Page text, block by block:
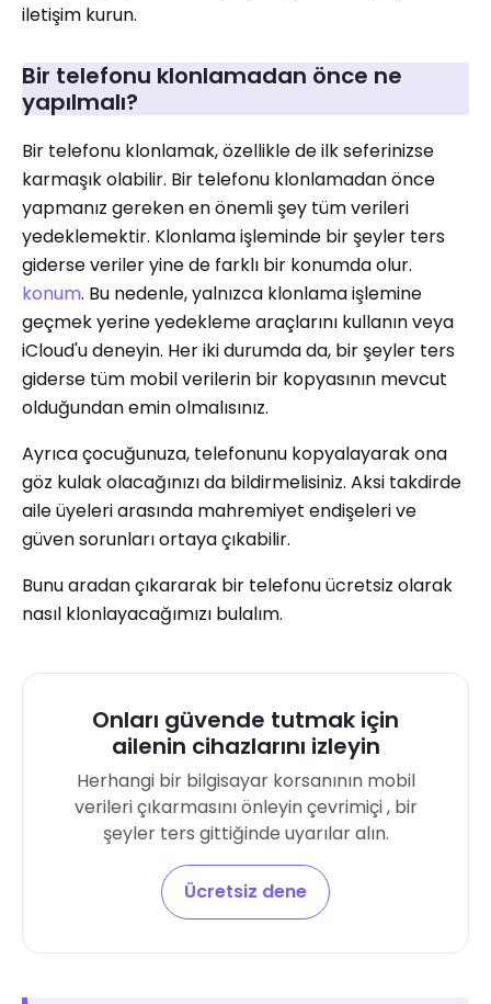
iletişim kurun.
Bir telefonu klonlamadan önce ne
yapılmalı?
Bir telefonu klonlamak, özellikle de ilk seferinizse
karmaşık olabilir. Bir telefonu klonlamadan önce
yapmanız gereken en önemli şey tüm verileri
yedeklemektir. Klonlama işleminde bir şeyler ters
giderse veriler yine de farklı bir konumda olur.
konum. Bu nedenle, yalnızca klonlama işlemine
geçmek yerine yedekleme araçlarını kullanın veya
iCloud'u deneyin. Her iki durumda da, bir şeyler ters
giderse tüm mobil verilerin bir kopyasının mevcut
olduğundan emin olmalısınız.
Ayrıca çocuğunuza, telefonunu kopyalayarak ona
göz kulak olacağınızı da bildirmelisiniz. Aksi takdirde
aile üyeleri arasında mahremiyet endişeleri ve
güven sorunları ortaya çıkabilir.
Bunu aradan çıkararak bir telefonu ücretsiz olarak
nasıl klonlayacağımızı bulalım.
Onları güvende tutmak için
ailenin cihazlarını izleyin
Herhangi bir bilgisayar korsanının mobil
verileri çıkarmasını önleyin çevrimiçi , bir
şeyler ters gittiğinde uyarılar alın.
Ücretsiz dene